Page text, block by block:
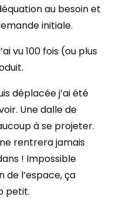
au besoin et
initiale.
vu 100 fois (ou plus
déplacée j’ai été
Une dalle de
à se projeter.
rentrera jamais
! Impossible
de l’espace, ça
petit.